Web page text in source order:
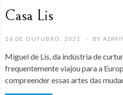
Casa Lis
16 DE OUTUBRO, 2021 BY
Miguel de Lis, da indústria de
frequentemente viajou para a
compreender essas artes das